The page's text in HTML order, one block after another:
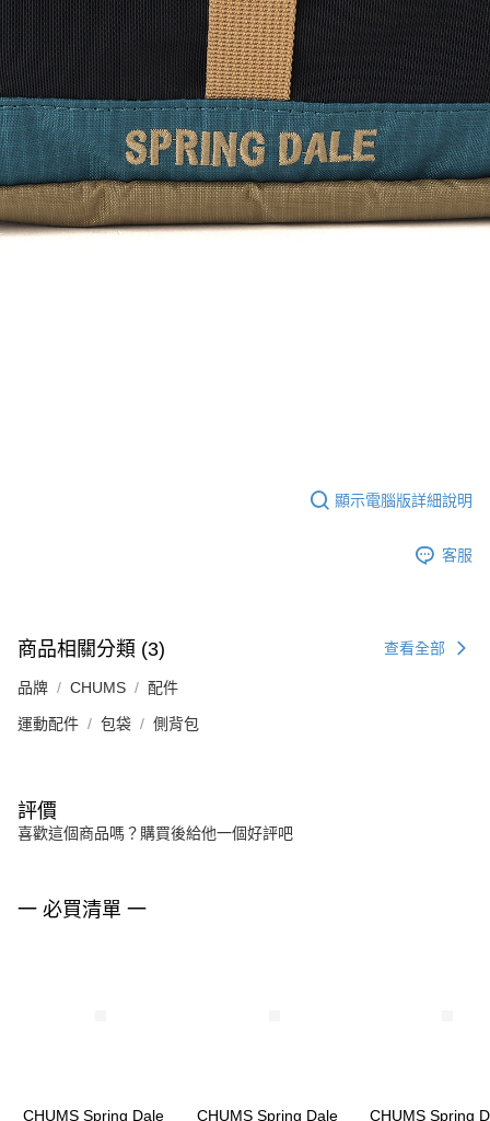
顯示電腦版詳細說明
客服
商品相關分類 (3) 查看全部
品牌 CHUMS 配件
運動配件 包袋 側背包
評價
喜歡這個商品嗎？購買後給他一個好評吧
一 必買清單 一
CHUMS Spring Dale CHUMS Spring Dale CHUMS Spring